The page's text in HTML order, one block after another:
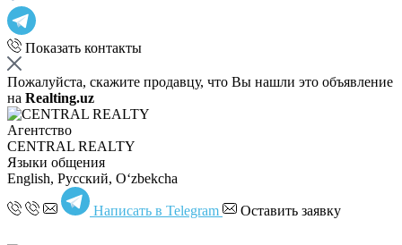
Показать контакты
Пожалуйста, скажите продавцу, что Вы нашли это объявление
на Realting.uz
Агентство
CENTRAL REALTY
Языки общения
English, Русский, Oʻzbekcha
Написать в Telegram Оставить заявку